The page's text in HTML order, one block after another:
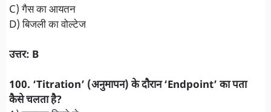
C) गैस का आयतन
D) बिजली का वोल्टेज
उत्तर: B
100. ‘Titration’ (अनुमापन) के दौरान ‘Endpoint’ का पता
कैसे चलता है?